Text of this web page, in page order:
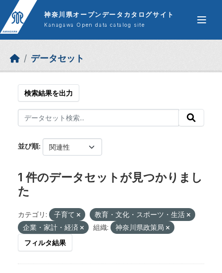
Skip to main content
神奈川県オープンデータカタログサイト
Kanagawa Open data catalog site
データセット
検索結果を出力
並び順
1 件のデータセットが見つかりまし
た
カテゴリ: 子育て
教育・文化・スポーツ・生活
企業・家計・経済
組織:
神奈川県政策局
フィルタ結果